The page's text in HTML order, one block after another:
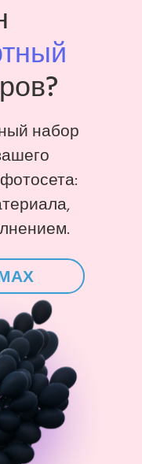
набор